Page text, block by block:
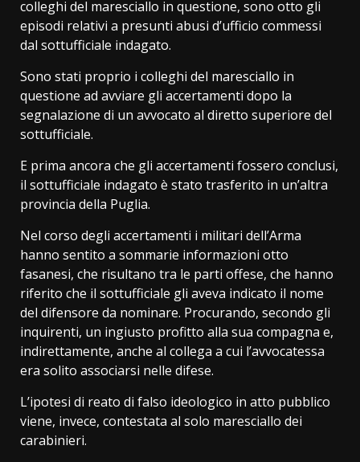
colleghi del maresciallo in questione, sono otto gli
episodi relativi a presunti abusi d’ufficio commessi
dal sottufficiale indagato.
Sono stati proprio i colleghi del maresciallo in
questione ad avviare gli accertamenti dopo la
segnalazione di un avvocato al diretto superiore del
sottufficiale.
E prima ancora che gli accertamenti fossero conclusi,
il sottufficiale indagato è stato trasferito in un’altra
provincia della Puglia.
Nel corso degli accertamenti i militari dell’Arma
hanno sentito a sommarie informazioni otto
fasanesi, che risultano tra le parti offese, che hanno
riferito che il sottufficiale gli aveva indicato il nome
del difensore da nominare. Procurando, secondo gli
inquirenti, un ingiusto profitto alla sua compagna e,
indirettamente, anche al collega a cui l’avvocatessa
era solito associarsi nelle difese.
L’ipotesi di reato di falso ideologico in atto pubblico
viene, invece, contestata al solo maresciallo dei
carabinieri.